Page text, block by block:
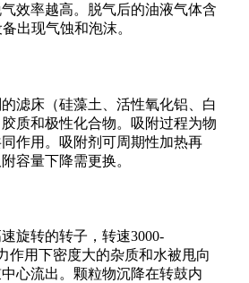
效率越高。脱气后的油液气体含
出现气蚀和泡沫。
滤床（硅藻土、活性氧化铝、白
质和极性化合物。吸附过程为物
作用。吸附剂可周期性加热再
容量下降需更换。
旋转的转子，转速3000-
作用下密度大的杂质和水被甩向
心流出。颗粒物沉降在转鼓内